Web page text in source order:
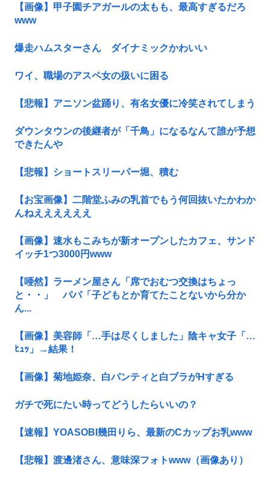
【画像】甲子園チアガールの太もも、最高すぎるだろ
www
爆走ハムスターさん ダイナミックかわいい
ワイ、職場のアスペ女の扱いに困る
【悲報】アニソン盆踊り、有名女優に冷笑されてしまう
ダウンタウンの後継者が「千鳥」になるなんて誰が予想
できたんや
【悲報】ショートスリーパー堀、積む
【お宝画像】二階堂ふみの乳首でもう何回抜いたかわか
んねええええええ
【画像】速水もこみちが新オープンしたカフェ、サンド
イッチ1つ3000円www
【唖然】ラーメン屋さん「席でおむつ交換はちょっ
と・・」 パパ「子どもとか育てたことないから分か
ん...
【画像】美容師「…手は尽くしました」陰キャ女子「…
ﾋｭｯ」→結果！
【画像】菊地姫奈、白パンティと白ブラがHすぎる
ガチで死にたい時ってどうしたらいいの？
【速報】YOASOBI幾田りら、最新のCカップお乳www
【悲報】渡邊渚さん、意味深フォトwww（画像あり）